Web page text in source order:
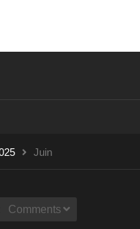
Juin
Comments